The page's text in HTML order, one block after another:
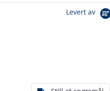
Levert av